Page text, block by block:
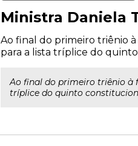
Ministra Daniela
Ao final do primeiro triênio
para a lista tríplice do
Ao final do primeiro triênio à
tríplice do quinto